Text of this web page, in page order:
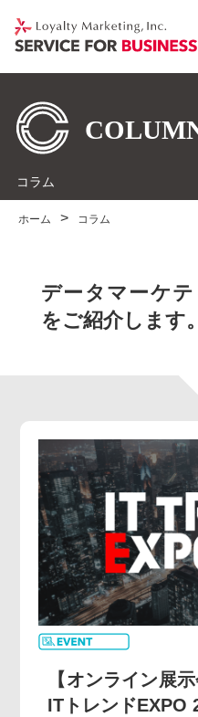
コラム
ホーム コラム
データマーケ
をご紹介します。
【オンライン展
ITトレンドEXPO